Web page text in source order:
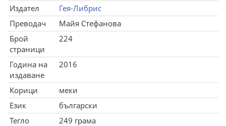
Издател
Гея-Либрис
Преводач
Майя Стефанова
Брой
страници
224
Година на
издаване
2016
Корици
меки
Език
български
Тегло
249 грама